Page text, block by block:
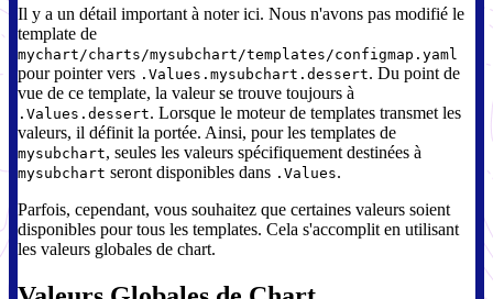
Il y a un détail important à noter ici. Nous n'avons pas modifié le
template de
mychart/charts/mysubchart/templates/configmap.yaml
pour pointer vers .Values.mysubchart.dessert. Du point de
vue de ce template, la valeur se trouve toujours à
.Values.dessert. Lorsque le moteur de templates transmet les
valeurs, il définit la portée. Ainsi, pour les templates de
mysubchart, seules les valeurs spécifiquement destinées à
mysubchart seront disponibles dans .Values.
Parfois, cependant, vous souhaitez que certaines valeurs soient
disponibles pour tous les templates. Cela s'accomplit en utilisant
les valeurs globales de chart.